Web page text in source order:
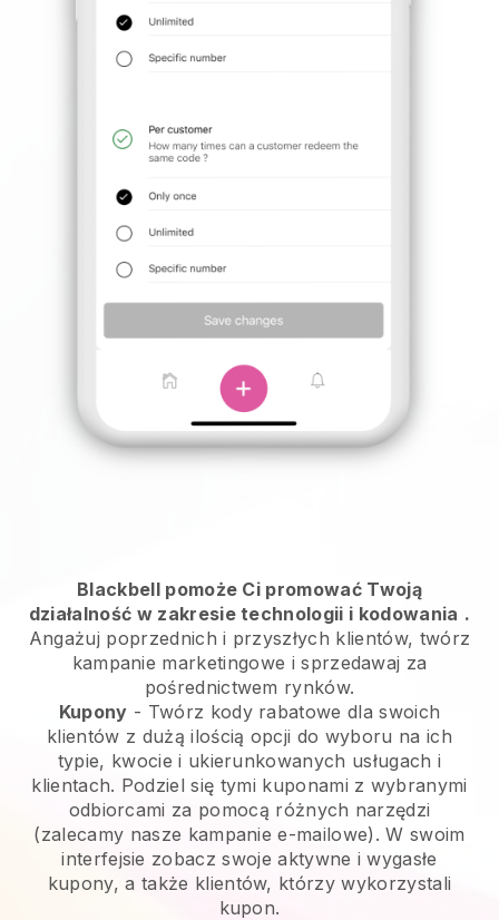
Blackbell pomoże Ci promować Twoją
działalność w zakresie technologii i kodowania .
Angażuj poprzednich i przyszłych klientów, twórz
kampanie marketingowe i sprzedawaj za
pośrednictwem rynków.
Kupony - Twórz kody rabatowe dla swoich
klientów z dużą ilością opcji do wyboru na ich
typie, kwocie i ukierunkowanych usługach i
klientach. Podziel się tymi kuponami z wybranymi
odbiorcami za pomocą różnych narzędzi
(zalecamy nasze kampanie e-mailowe). W swoim
interfejsie zobacz swoje aktywne i wygasłe
kupony, a także klientów, którzy wykorzystali
kupon.